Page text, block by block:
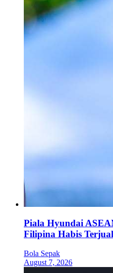
Piala Hyundai
Filipina Habis Terjual
Bola Sepak
August 7, 2026